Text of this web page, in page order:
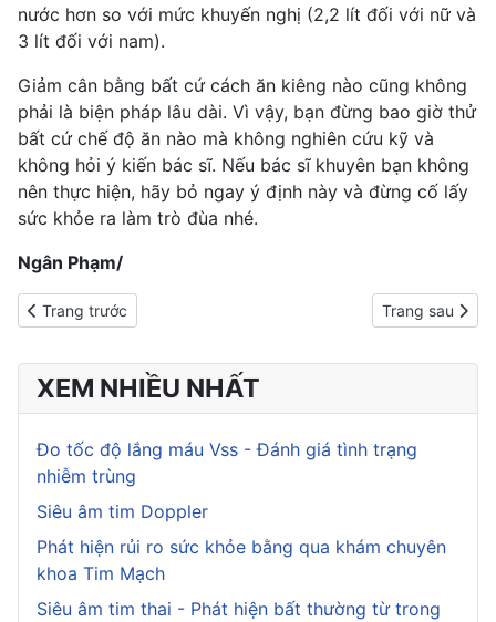
nước hơn so với mức khuyến nghị (2,2 lít đối với nữ và
3 lít đối với nam).
Giảm cân bằng bất cứ cách ăn kiêng nào cũng không
phải là biện pháp lâu dài. Vì vậy, bạn đừng bao giờ thử
bất cứ chế độ ăn nào mà không nghiên cứu kỹ và
không hỏi ý kiến bác sĩ. Nếu bác sĩ khuyên bạn không
nên thực hiện, hãy bỏ ngay ý định này và đừng cố lấy
sức khỏe ra làm trò đùa nhé.
Ngân Phạm/
Previous article: Mách bạn cách làm các món yến mạch giảm
Trang trước Next article:
Trang sau
XEM NHIỀU NHẤT
Đo tốc độ lắng máu Vss - Đánh giá tình trạng
nhiễm trùng
Siêu âm tim Doppler
Phát hiện rủi ro sức khỏe bằng qua khám chuyên
khoa Tim Mạch
Siêu âm tim thai - Phát hiện bất thường từ trong